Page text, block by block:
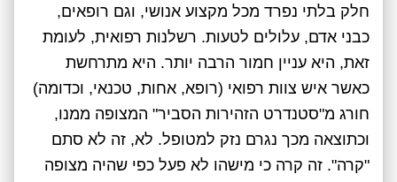
חלק בלתי נפרד מכל מקצוע אנושי, וגם רופאים,
כבני אדם, עלולים לטעות. רשלנות רפואית, לעומת
זאת, היא עניין חמור הרבה יותר. היא מתרחשת
כאשר איש צוות רפואי (רופא, אחות, טכנאי, וכדומה)
חורג מ"סטנדרט הזהירות הסביר" המצופה ממנו,
וכתוצאה מכך נגרם נזק למטופל. לא, זה לא סתם
"קרה". זה קרה כי מישהו לא פעל כפי שהיה מצופה